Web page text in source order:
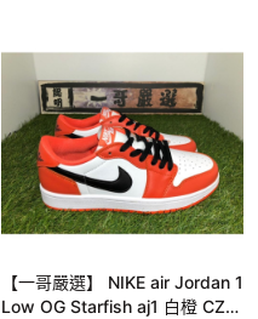
【一哥嚴選】 NIKE air Jordan 1
Low OG Starfish aj1 白橙 CZ0